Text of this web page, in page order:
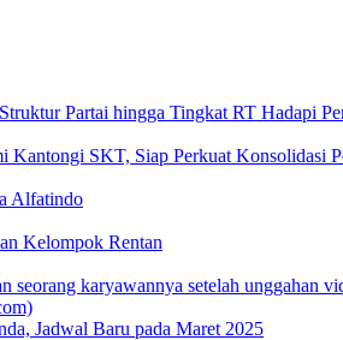
Partai hingga Tingkat RT Hadapi
Kantongi SKT, Siap Perkuat Konsolidasi
Alfatindo
Kelompok Rentan
seorang karyawannya setelah unggahan
Jadwal Baru pada Maret 2025